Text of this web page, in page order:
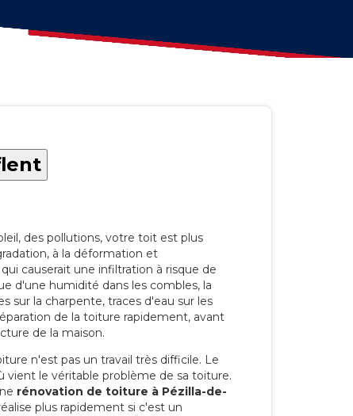
des pollutions, votre toit est plus
à la déformation et
causerait une infiltration à risque de
d'une humidité dans les combles, la
sur la charpente, traces d'eau sur les
de la toiture rapidement, avant
de la maison.
n'est pas un travail très difficile. Le
vient le véritable problème de sa toiture.
rénovation de toiture à Pézilla-de-
plus rapidement si c'est un